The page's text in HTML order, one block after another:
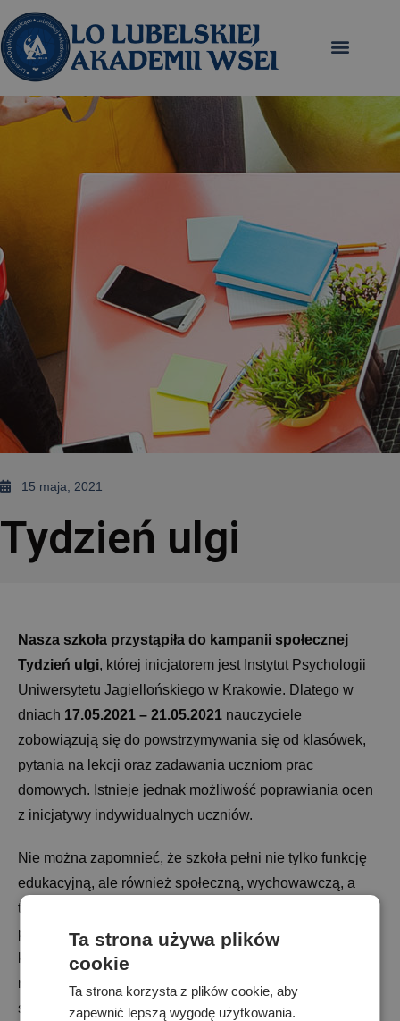
15 maja, 2021
Tydzień ulgi
Nasza szkoła przystąpiła do kampanii społecznej
Tydzień ulgi, której inicjatorem jest Instytut Psychologii
Uniwersytetu Jagiellońskiego w Krakowie. Dlatego w
dniach 17.05.2021 – 21.05.2021 nauczyciele
zobowiązują się do powstrzymywania się od klasówek,
pytania na lekcji oraz zadawania uczniom prac
domowych. Istnieje jednak możliwość poprawiania ocen
z inicjatywy indywidualnych uczniów.
Nie można zapomnieć, że szkoła pełni nie tylko funkcję
edukacyjną, ale również społeczną, wychowawczą, a
także jest miejscem integracji rówieśniczej. Dlatego w
pełni zgadzamy się z ideą kampanii, iż w walce z
konsekwencjami stresu nie ma skuteczniejszego
narzędzia niż obniżenie nasilenia i liczby czynników
stresujących. Tydzień ulgi wykorzystamy w pełni na
Ta strona używa plików
cookie
Ta strona korzysta z plików cookie, aby
zapewnić lepszą wygodę użytkowania.